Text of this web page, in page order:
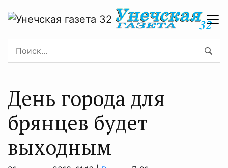
День города для
брянцев будет
выходным